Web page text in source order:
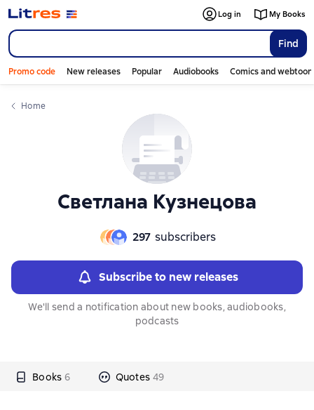
Find
Log in My Books
Promo code New releases Popular Audiobooks Comics and
Home
Светлана Кузнецова
297 subscribers
Subscribe to new releases
We'll send a notification about new books, audiobooks,
podcasts
Books 6 Quotes 49
Слайдер с книгами
Слайдер с книгами